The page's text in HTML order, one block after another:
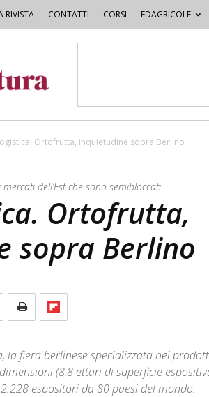
RIVISTA CONTATTI CORSI EDAGRICOLE
Ortofrutta, inquietudine sopra Berlino
dell’Est che sono semibloccati.
Ortofrutta,
sopra Berlino
la fiera berlinese specializzata nei
(8,8 ettari di superficie
espositori da 80 paesi del mondo.